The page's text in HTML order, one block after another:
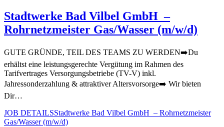
Stadtwerke Bad Vilbel GmbH –
Rohrnetzmeister Gas/Wasser (m/w/d)
GUTE GRÜNDE, TEIL DES TEAMS ZU WERDEN➡️Du
erhältst eine leistungsgerechte Vergütung im Rahmen des
Tarifvertrages Versorgungsbetriebe (TV-V) inkl.
Jahressonderzahlung & attraktiver Altersvorsorge➡️ Wir bieten
Dir…
JOB DETAILSStadtwerke Bad Vilbel GmbH – Rohrnetzmeister
Gas/Wasser (m/w/d)